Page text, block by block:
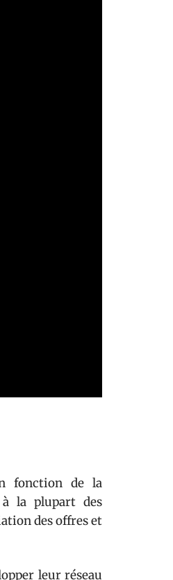
fonction de la
à la plupart des
des offres et
leur réseau